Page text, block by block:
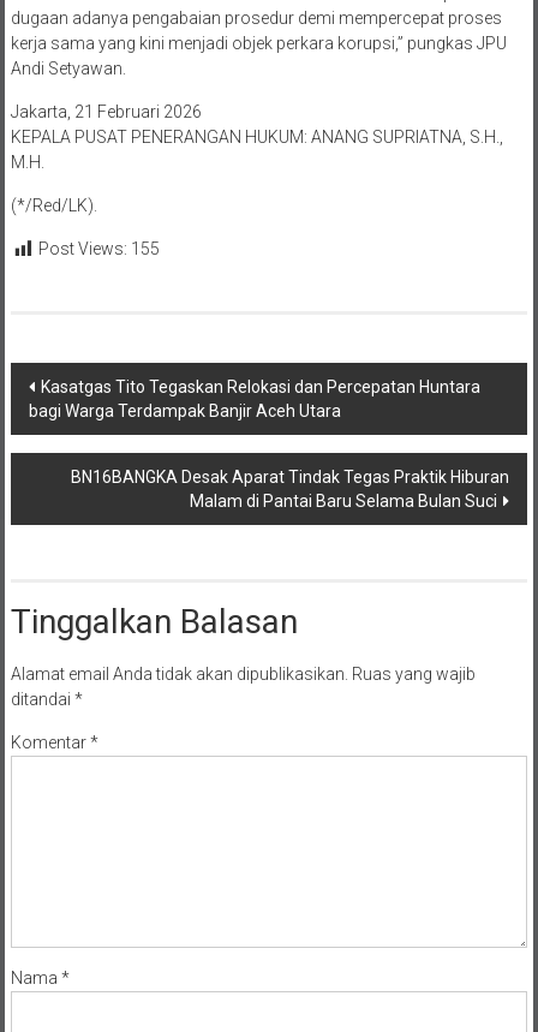
dugaan adanya pengabaian prosedur demi mempercepat proses
kerja sama yang kini menjadi objek perkara korupsi,” pungkas JPU
Andi Setyawan.
Jakarta, 21 Februari 2026
KEPALA PUSAT PENERANGAN HUKUM: ANANG SUPRIATNA, S.H.,
M.H.
(*/Red/LK).
Post Views: 155
Navigasi
pos
Kasatgas Tito Tegaskan Relokasi dan Percepatan Huntara
bagi Warga Terdampak Banjir Aceh Utara
BN16BANGKA Desak Aparat Tindak Tegas Praktik Hiburan
Malam di Pantai Baru Selama Bulan Suci
Tinggalkan Balasan
Alamat email Anda tidak akan dipublikasikan. Ruas yang wajib
ditandai *
Komentar*
Nama *